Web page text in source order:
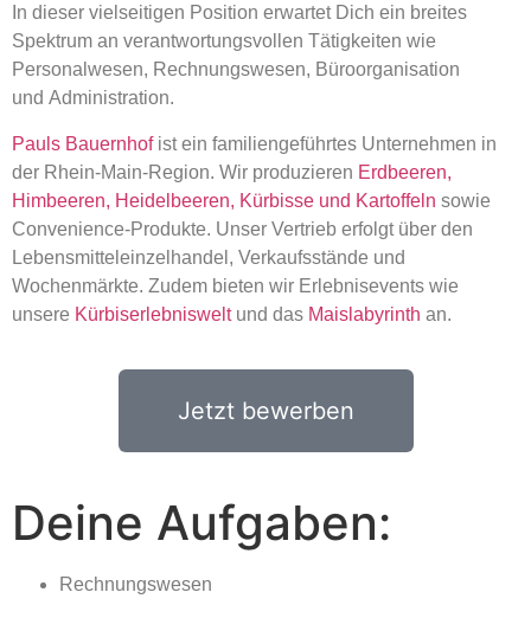
In dieser vielseitigen Position erwartet Dich ein breites
Spektrum an verantwortungsvollen Tätigkeiten wie
Personalwesen, Rechnungswesen, Büroorganisation
und Administration.
Pauls Bauernhofist ein familiengeführtes Unternehmen in
der Rhein-Main-Region. Wir produzieren Erdbeeren,
Himbeeren, Heidelbeeren, Kürbisse und Kartoffeln sowie
Convenience-Produkte. Unser Vertrieb erfolgt über den
Lebensmitteleinzelhandel, Verkaufsstände und
Wochenmärkte. Zudem bieten wir Erlebnisevents wie
unsere Kürbiserlebnisweltund das Maislabyrinth an.
Jetzt bewerben
Deine Aufgaben:
Rechnungswesen